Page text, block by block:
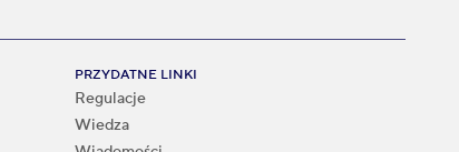
PRZYDATNE LINKI
Regulacje
Wiedza